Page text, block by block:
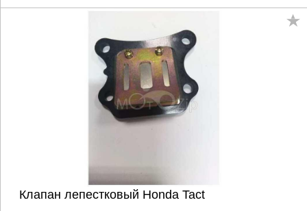
Клапан лепестковый Honda Tact